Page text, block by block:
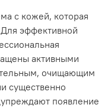
с кожей, которая
эффективной
активными
очищающим
существенно
появление